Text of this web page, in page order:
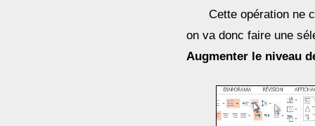
Cette opération ne
on va donc faire une
Augmenter le niveau